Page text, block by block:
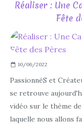
Réaliser : Une
Fête
10/06/2022
PassionnéS et
se retrouve
vidéo sur le thème
laquelle nous allons